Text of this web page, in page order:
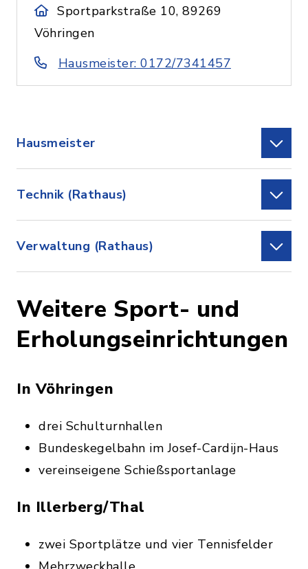
Sportparkstraße 10, 89269
Vöhringen
Hausmeister: 0172/7341457
Hausmeister
Technik (Rathaus)
Verwaltung (Rathaus)
Weitere Sport- und
Erholungseinrichtungen
In Vöhringen
drei Schulturnhallen
Bundeskegelbahn im Josef-Cardijn-Haus
vereinseigene Schießsportanlage
In Illerberg/Thal
zwei Sportplätze und vier Tennisfelder